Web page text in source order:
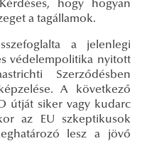
hogy hogyan
a tagállamok.
a jelenlegi
védelempolitika nyitott
Szerződésben
A következő
útját siker vagy kudarc
az EU szkeptikusok
lesz a jövő